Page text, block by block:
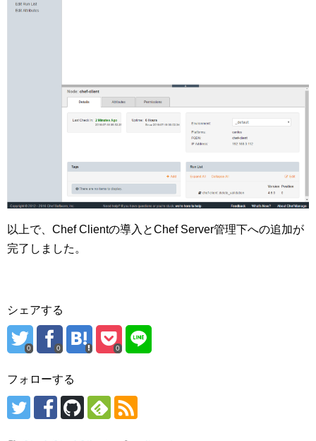
以上で、Chef Clientの導入とChef Server管理下への追加が
完了しました。
シェアする
0 0 0
フォローする